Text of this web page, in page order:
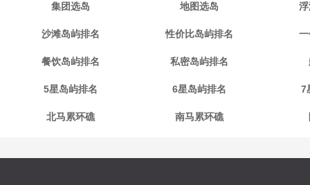
集团选岛 地图选岛
沙滩岛屿排名 性价比岛屿排名
餐饮岛屿排名 私密岛屿排名
5星岛屿排名 6星岛屿排名 7
北马累环礁 南马累环礁